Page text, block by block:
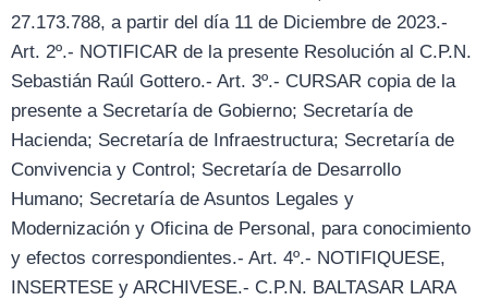
27.173.788, a partir del día 11 de Diciembre de 2023.-
Art. 2º.- NOTIFICAR de la presente Resolución al C.P.N.
Sebastián Raúl Gottero.- Art. 3º.- CURSAR copia de la
presente a Secretaría de Gobierno; Secretaría de
Hacienda; Secretaría de Infraestructura; Secretaría de
Convivencia y Control; Secretaría de Desarrollo
Humano; Secretaría de Asuntos Legales y
Modernización y Oficina de Personal, para conocimiento
y efectos correspondientes.- Art. 4º.- NOTIFIQUESE,
INSERTESE y ARCHIVESE.- C.P.N. BALTASAR LARA